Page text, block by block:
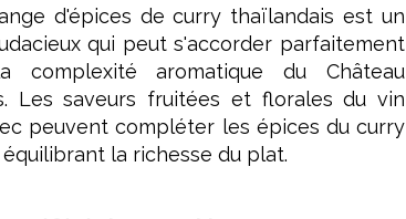
d'épices de curry thaïlandais est un
qui peut s'accorder parfaitement
complexité aromatique du Château
Les saveurs fruitées et florales du vin
peuvent compléter les épices du curry
la richesse du plat.